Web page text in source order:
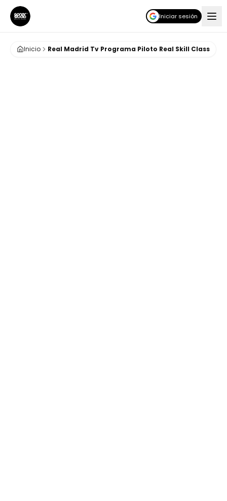
Iniciar sesión
Inicio Real Madrid Tv Programa Piloto Real Skill Class